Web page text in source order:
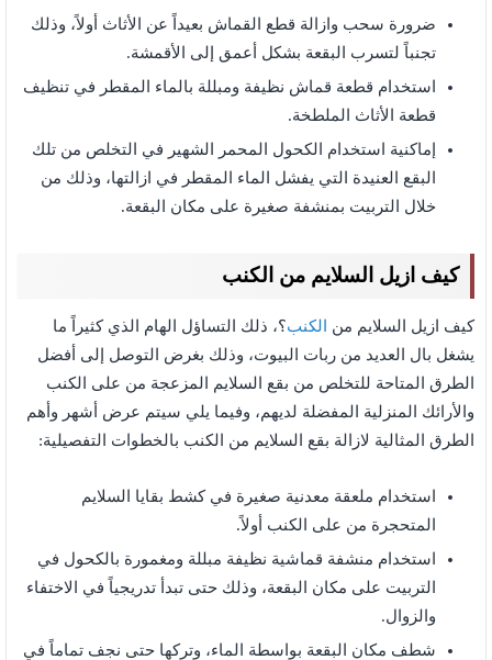
ضرورة سحب وازالة قطع القماش بعيداً عن الأثاث أولاً، وذلك
تجنباً لتسرب البقعة بشكل أعمق إلى الأقمشة.
استخدام قطعة قماش نظيفة ومبللة بالماء المقطر في تنظيف
قطعة الأثاث الملطخة.
إماكنية استخدام الكحول المحمر الشهير في التخلص من تلك
البقع العنيدة التي يفشل الماء المقطر في ازالتها، وذلك من
خلال التربيت بمنشفة صغيرة على مكان البقعة.
كيف ازيل السلايم من الكنب
كيف ازيل السلايم من الكنب؟، ذلك التساؤل الهام الذي كثيراً ما
يشغل بال العديد من ربات البيوت، وذلك بغرض التوصل إلى أفضل
الطرق المتاحة للتخلص من بقع السلايم المزعجة من على الكنب
والأرائك المنزلية المفضلة لديهم، وفيما يلي سيتم عرض أشهر وأهم
الطرق المثالية لازالة بقع السلايم من الكنب بالخطوات التفصيلية:
استخدام ملعقة معدنية صغيرة في كشط بقايا السلايم
المتحجرة من على الكنب أولاً.
استخدام منشفة قماشية نظيفة مبللة ومغمورة بالكحول في
التربيت على مكان البقعة، وذلك حتى تبدأ تدريجياً في الاختفاء
والزوال.
شطف مكان البقعة بواسطة الماء، وتركها حتى نجف تماماً في